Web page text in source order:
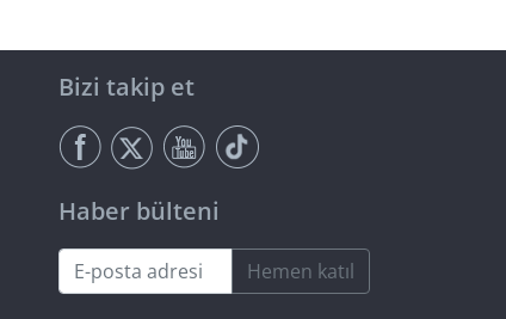
Bizi takip et
Haber bülteni
Hemen katıl